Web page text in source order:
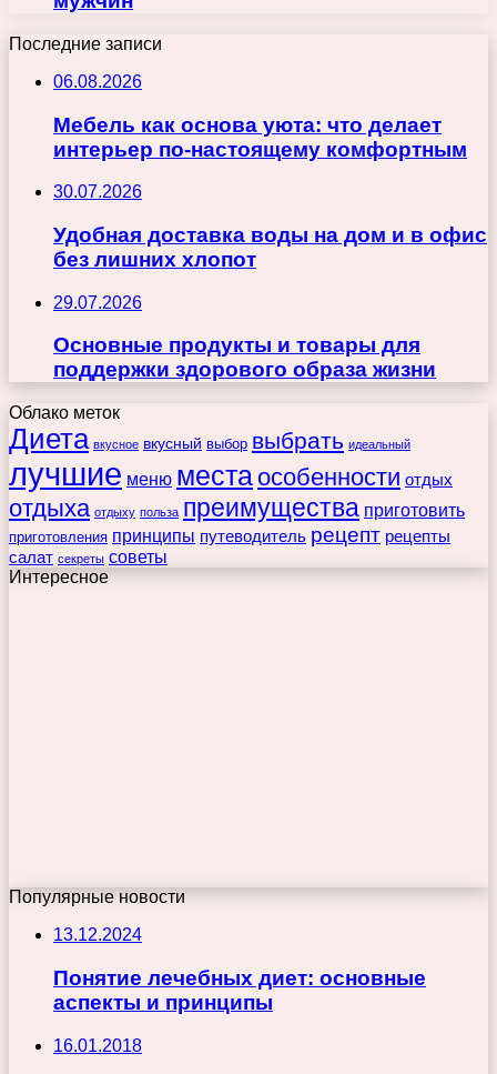
Последние записи
06.08.2026
Мебель как основа уюта: что делает
интерьер по-настоящему комфортным
30.07.2026
Удобная доставка воды на дом и в офис
без лишних хлопот
29.07.2026
Основные продукты и товары для
поддержки здорового образа жизни
Облако меток
Диета вкусное вкусный выбор выбрать идеальный
лучшие меню места особенности отдых
отдыха отдыху польза преимущества приготовить
приготовления принципы путеводитель рецепт рецепты
салат секреты советы
Интересное
Популярные новости
13.12.2024
Понятие лечебных диет: основные
аспекты и принципы
16.01.2018